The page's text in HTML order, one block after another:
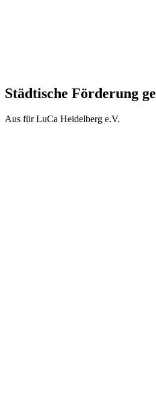
Städtische Förderung
Aus für LuCa Heidelberg e.V.